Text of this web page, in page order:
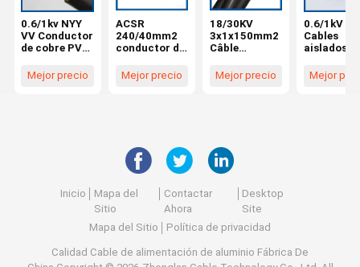
0.6/1kv NYY
VV Conductor
de cobre PVC
energía de
aislamiento
Mejor precio
ACSR
240/40mm2
conductor de
desnudo con
acero
Mejor precio
18/30KV
3x1x150mm2
Câble
tripolaire
HTA torsada
Mejor precio
0.6/1kV
Cables
aislados
AAC/XLPE
Mejor
Inicio
Mapa del
Sitio
Contactar
Ahora
Desktop
Site
Mapa del Sitio
Política de privacidad
Calidad Cable de alimentación de aluminio Fábrica De